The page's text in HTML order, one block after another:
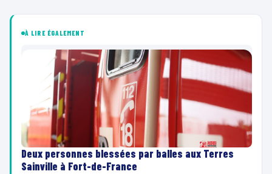
À LIRE ÉGALEMENT
Deux personnes blessées par balles aux Terres
Sainville à Fort-de-France